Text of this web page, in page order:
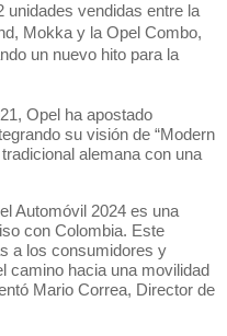
unidades vendidas entre la
Mokka y la Opel Combo,
un nuevo hito para la
Opel ha apostado
su visión de “Modern
alemana con una
Automóvil 2024 es una
con Colombia. Este
a los consumidores y
camino hacia una movilidad
Mario Correa, Director de